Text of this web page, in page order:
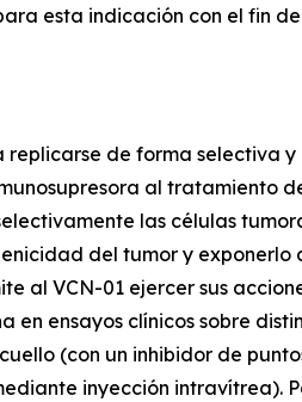
esta indicación con el fin de
replicarse de forma selectiva
al tratamiento
las células
del tumor y exponerlo
al VCN-01 ejercer sus
en ensayos clínicos sobre
(con un inhibidor de
inyección intravítrea).